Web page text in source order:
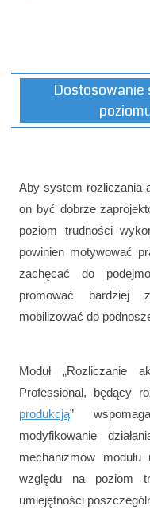
Dostosowanie
Aby system rozliczania
on być dobrze
poziom trudności
powinien motywować
zachęcać do
promować bardziej
mobilizować do
Moduł „Rozliczanie
Professional, będący
produkcją”
modyfikowanie
mechanizmów
względu na poziom
umiejętności